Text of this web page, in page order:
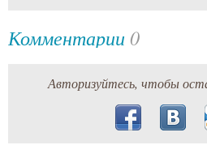
Комментарии 0
Авторизуйтесь, чтобы